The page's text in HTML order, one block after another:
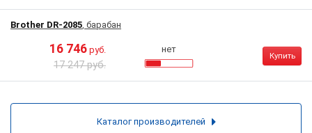
Brother DR-2085, барабан
16 746 руб.
17 247 руб.
нет
Купить